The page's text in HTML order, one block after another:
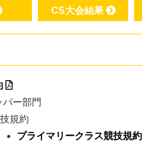
CS大会結果
パー部門
規約
プライマリークラス競技規約